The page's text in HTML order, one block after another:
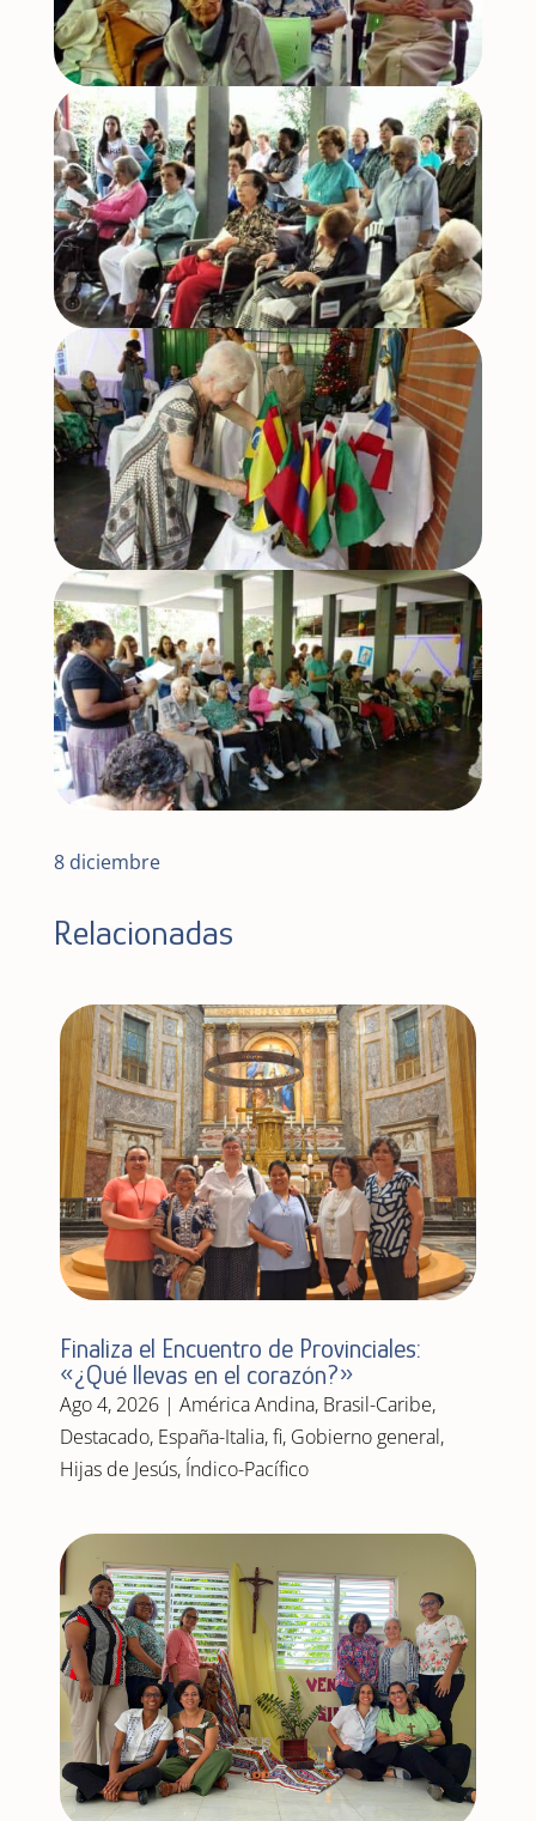
8 diciembre
Relacionadas
Finaliza el Encuentro de Provinciales:
«¿Qué llevas en el corazón?»
Ago 4, 2026| América Andina, Brasil-Caribe,
Destacado, España-Italia,fi, Gobierno general,
Hijas de Jesús, Índico-Pacífico